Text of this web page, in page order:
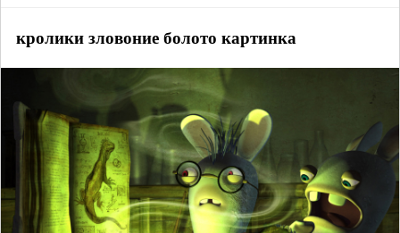
кролики зловоние болото картинка